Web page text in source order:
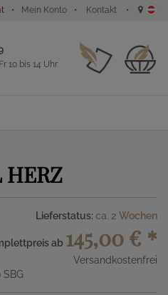
Mein Konto Kontakt
10 bis 14 Uhr
HERZ
Lieferstatus: ca. 2 Wochen
ab 145,00 € *
Versandkostenfrei
SBG